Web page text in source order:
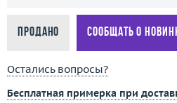
Продано Сообщать о
Остались вопросы?
Бесплатная примерка при